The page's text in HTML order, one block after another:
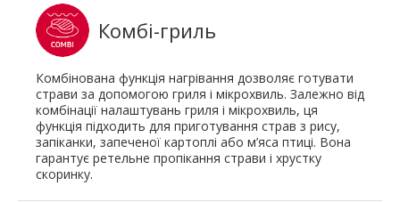
Комбі-гриль
Комбінована функція нагрівання дозволяє готувати
страви за допомогою гриля і мікрохвиль. Залежно від
комбінації налаштувань гриля і мікрохвиль, ця
функція підходить для приготування страв з рису,
запіканки, запеченої картоплі або м’яса птиці. Вона
гарантує ретельне пропікання страви і хрустку
скоринку.